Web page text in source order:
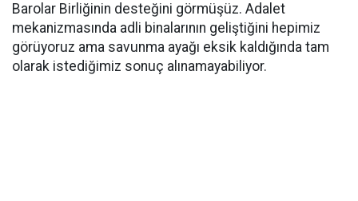
Barolar Birliğinin desteğini görmüşüz. Adalet
mekanizmasında adli binalarının geliştiğini hepimiz
görüyoruz ama savunma ayağı eksik kaldığında tam
olarak istediğimiz sonuç alınamayabiliyor.